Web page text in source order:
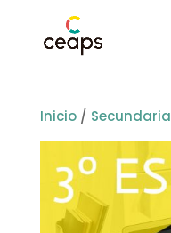
Inicio/ Secundaria